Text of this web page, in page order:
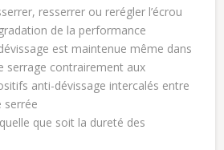
resserrer ou rerégler l’écrou
de la performance
est maintenue même dans
serrage contrairement aux
anti-dévissage intercalés entre
serrée
que soit la dureté des